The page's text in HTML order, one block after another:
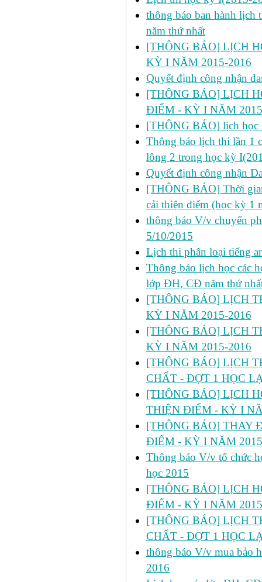
thông báo ban hành
năm thứ nhất
[THÔNG BÁO] LỊCH
KỲ I NĂM 2015-2016
Quyết định công nhận
[THÔNG BÁO] LỊCH
ĐIỂM - KỲ I NĂM
[THÔNG BÁO] lịch học
Thông báo lịch thi lần 1
lông 2 trong học kỳ
Quyết định công nhận
[THÔNG BÁO] Thời
cải thiện điểm (học kỳ 1
thông báo V/v chuyển
5/10/2015
Lịch thi phân loại tiếng
Thông báo lịch học các
lớp ĐH, CĐ năm thứ
[THÔNG BÁO] LỊCH
KỲ I NĂM 2015-2016
[THÔNG BÁO] LỊCH
KỲ I NĂM 2015-2016
[THÔNG BÁO] LỊCH
CHẤT - ĐỢT 1 HỌC
[THÔNG BÁO] LỊCH
THIỆN ĐIỂM - KỲ I
[THÔNG BÁO] THAY
ĐIỂM - KỲ I NĂM
Thông báo V/v tổ chức
học 2015
[THÔNG BÁO] LỊCH
ĐIỂM - KỲ I NĂM
[THÔNG BÁO] LỊCH
CHẤT - ĐỢT 1 HỌC
thông báo V/v mua bảo
2016